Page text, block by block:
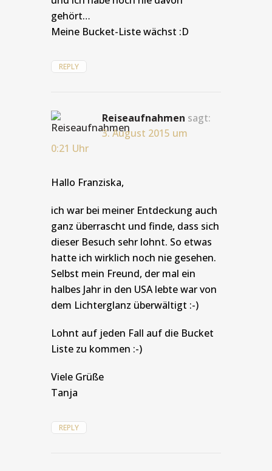
gehört…
Meine Bucket-Liste wächst :D
REPLY
Reiseaufnahmen sagt:
3. August 2015 um
0:21 Uhr
Hallo Franziska,
ich war bei meiner Entdeckung auch
ganz überrascht und finde, dass sich
dieser Besuch sehr lohnt. So etwas
hatte ich wirklich noch nie gesehen.
Selbst mein Freund, der mal ein
halbes Jahr in den USA lebte war von
dem Lichterglanz überwältigt :-)
Lohnt auf jeden Fall auf die Bucket
Liste zu kommen :-)
Viele Grüße
Tanja
REPLY